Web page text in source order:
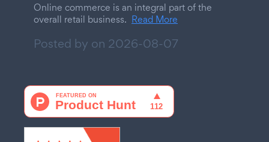
Online commerce is an integral part of the
overall retail business. Read More
Posted by on 2026-08-07